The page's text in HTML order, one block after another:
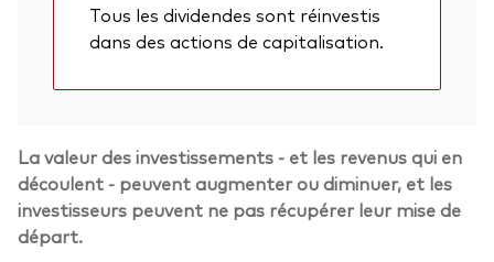
Tous les dividendes sont réinvestis
dans des actions de capitalisation.
La valeur des investissements - et les revenus qui en
découlent - peuvent augmenter ou diminuer, et les
investisseurs peuvent ne pas récupérer leur mise de
départ.